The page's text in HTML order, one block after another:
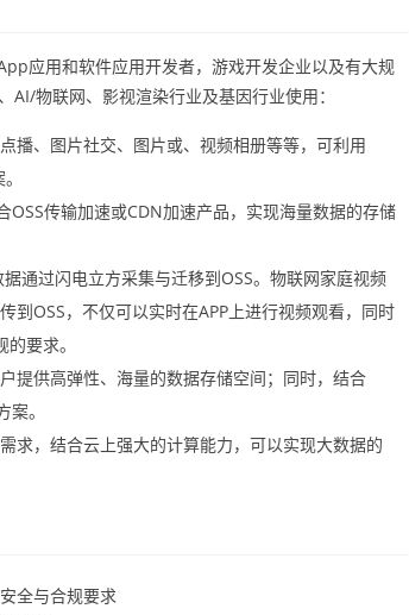
应用和软件应用开发者，游戏开发企业以及有大规
物联网、影视渲染行业及基因行业使用：
播、图片社交、图片或、视频相册等等，可利用
传输加速或CDN加速产品，实现海量数据的存储
通过闪电立方采集与迁移到OSS。物联网家庭视频
到OSS，不仅可以实时在APP上进行视频观看，同时
要求。
提供高弹性、海量的数据存储空间；同时，结合
。
求，结合云上强大的计算能力，可以实现大数据的
全与合规要求